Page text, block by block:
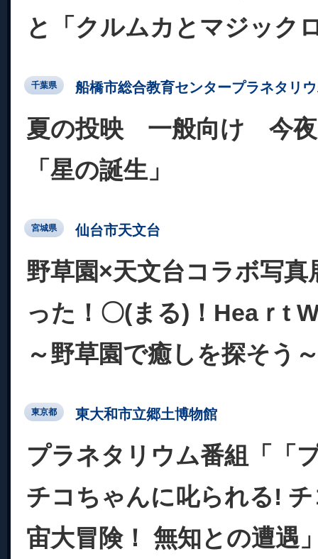
と「クルムカとマジック
千葉県 船橋市総合教育センタープラネタリ
夏の投映 一般向け 今夜
「星の誕生」
宮城県 仙台市天文台
野草園×天文台コラボ写真
った！〇(まる)！Heaｒt
～野草園で癒しを探そう
東京都 東大和市立郷土博物館
プラネタリウム番組「「
チコちゃんに叱られる!
宙大冒険！ 無知との遭遇